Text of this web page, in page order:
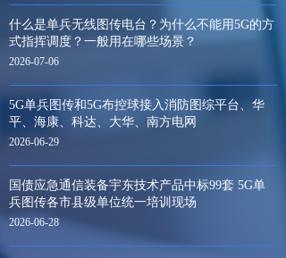
什么是单兵无线图传电台？为什么不能用5G的方
式指挥调度？一般用在哪些场景？
2026-07-06
5G单兵图传和5G布控球接入消防图综平台、华
平、海康、科达、大华、南方电网
2026-06-29
国债应急通信装备宇东技术产品中标99套 5G单
兵图传各市县级单位统一培训现场
2026-06-28